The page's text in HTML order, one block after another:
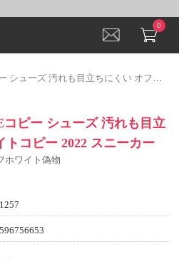
0
も目立ちにくい オフホワイトコピー 2022 スニーカー
ピー シューズ 汚れも目立
トコピー 2022 スニーカー
ホワイト偽物